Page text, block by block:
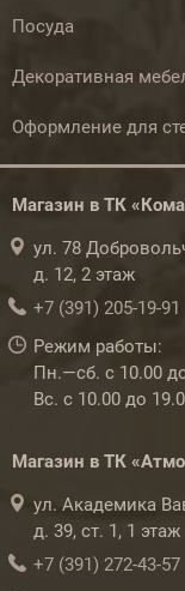
Посуда
Декоративная
Оформление для
Магазин в ТК
ул. 78
д. 12, 2 этаж
+7 (391) 205-19-91
Режим работы:
Пн.—сб. с 10.00
Вс. с 10.00 до
Магазин в ТК
ул. Академика
д. 39, ст. 1, 1 этаж
+7 (391) 272-43-57